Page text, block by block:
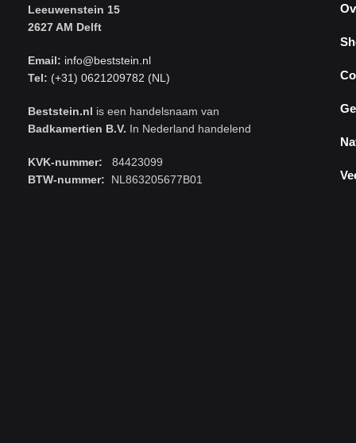
Leeuwenstein 15
2627 AM Delft
Email: info@beststein.nl
Tel: (+31) 0621209782 (NL)
Beststein.nl is een handelsnaam van
Badkamertien B.V. In Nederland handelend
KVK-nummer: 84423099
BTW-nummer: NL863205677B01